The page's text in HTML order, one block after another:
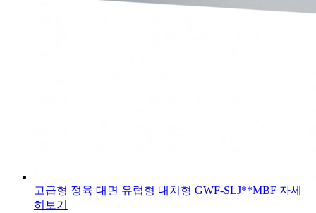
고급형 정육 대면 유럽형 내치형 GWF-SLJ**MBF 자세
히보기